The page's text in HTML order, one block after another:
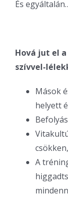
És
Hová jut el
szívvel-
Mások
helyett
A